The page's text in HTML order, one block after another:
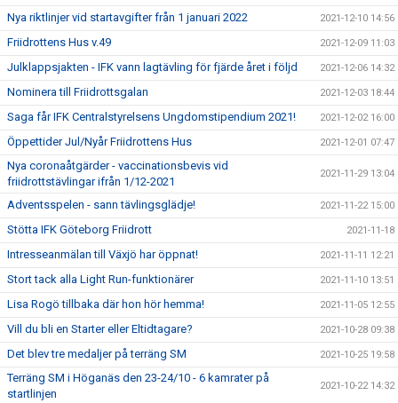
Nya riktlinjer vid startavgifter från 1 januari 2022 2021-12-10 14:56
Friidrottens Hus v.49 2021-12-09 11:03
Julklappsjakten - IFK vann lagtävling för fjärde året i följd 2021-12-06 14:32
Nominera till Friidrottsgalan 2021-12-03 18:44
Saga får IFK Centralstyrelsens Ungdomstipendium 2021! 2021-12-02 16:00
Öppettider Jul/Nyår Friidrottens Hus 2021-12-01 07:47
Nya coronaåtgärder - vaccinationsbevis vid
friidrottstävlingar ifrån 1/12-2021
2021-11-29 13:04
Adventsspelen - sann tävlingsglädje! 2021-11-22 15:00
Stötta IFK Göteborg Friidrott 2021-11-18
Intresseanmälan till Växjö har öppnat! 2021-11-11 12:21
Stort tack alla Light Run-funktionärer 2021-11-10 13:51
Lisa Rogö tillbaka där hon hör hemma! 2021-11-05 12:55
Vill du bli en Starter eller Eltidtagare? 2021-10-28 09:38
Det blev tre medaljer på terräng SM 2021-10-25 19:58
Terräng SM i Höganäs den 23-24/10 - 6 kamrater på
startlinjen
2021-10-22 14:32